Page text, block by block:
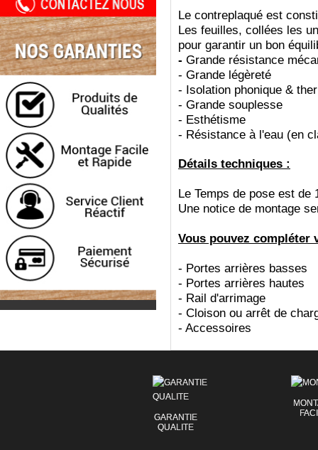
Le contreplaqué est
Les feuilles, collées les
pour garantir un bon
- Grande résistance
- Grande légèreté
- Isolation phonique &
- Grande souplesse
- Esthétisme
- Résistance à l'eau (en
Détails techniques :
Le Temps de pose est de
Une notice de montage
Vous pouvez
- Portes arrières basses
- Portes arrières hautes
- Rail d'arrimage
- Cloison ou arrêt de
- Accessoires
GARANTIE
QUALITE